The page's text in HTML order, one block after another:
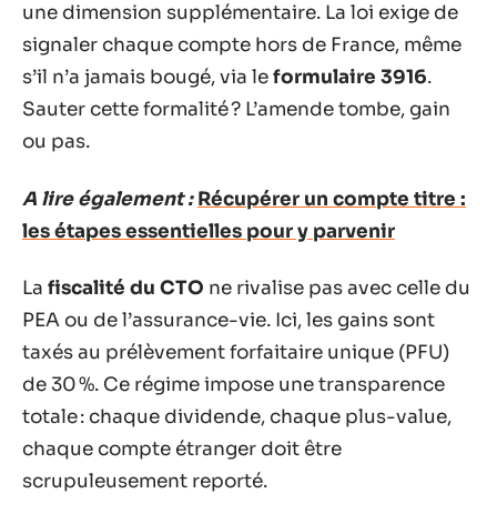
une dimension supplémentaire. La loi exige de
signaler chaque compte hors de France, même
s’il n’a jamais bougé, via leformulaire 3916.
Sauter cette formalité ? L’amende tombe, gain
ou pas.
A lire également : Récupérer un compte titre :
les étapes essentielles pour y parvenir
La fiscalité du CTO ne rivalise pas avec celle du
PEA ou de l’assurance-vie. Ici, les gains sont
taxés au prélèvement forfaitaire unique (PFU)
de 30 %. Ce régime impose une transparence
totale : chaque dividende, chaque plus-value,
chaque compte étranger doit être
scrupuleusement reporté.